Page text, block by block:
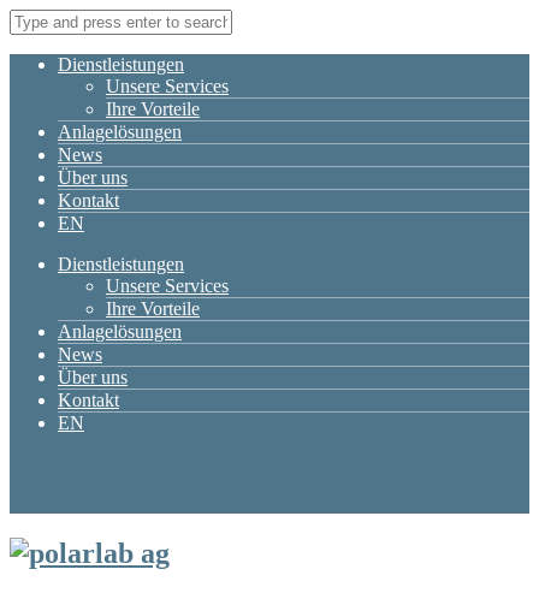
Dienstleistungen
Unsere Services
Ihre Vorteile
Anlagelösungen
News
Über uns
Kontakt
EN
Dienstleistungen
Unsere Services
Ihre Vorteile
Anlagelösungen
News
Über uns
Kontakt
EN